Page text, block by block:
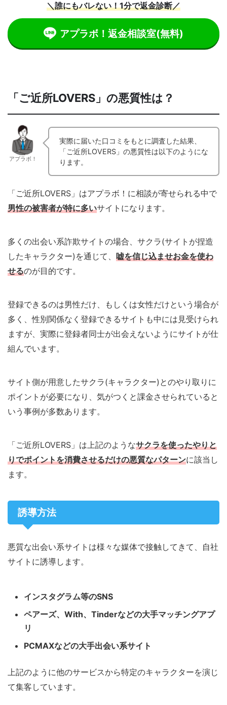
＼誰にもバレない！1分で返金診断／
アプラボ！返金相談室(無料)
「ご近所LOVERS」の悪質性は？
アプラボ！
実際に届いた口コミをもとに調査した結果、
「ご近所LOVERS」の悪質性は以下のようにな
ります。
「ご近所LOVERS」はアプラボ！に相談が寄せられる中で
男性の被害者が特に多いサイトになります。
多くの出会い系詐欺サイトの場合、サクラ(サイトが捏造
したキャラクター)を通じて、 嘘を信じ込ませお金を使わ
せるのが目的です。
登録できるのは男性だけ、もしくは女性だけという場合が
多く、性別関係なく登録できるサイトも中には見受けられ
ますが、実際に登録者同士が出会えないようにサイトが仕
組んでいます。
サイト側が用意したサクラ(キャラクター)とのやり取りに
ポイントが必要になり、気がつくと課金させられていると
いう事例が多数あります。
「ご近所LOVERS」は上記のようなサクラを使ったやりと
りでポイントを消費させるだけの悪質なパターンに該当し
ます。
誘導方法
悪質な出会い系サイトは様々な媒体で接触してきて、自社
サイトに誘導します。
インスタグラム等のSNS
ペアーズ、With、Tinderなどの大手マッチングアプ
リ
PCMAXなどの大手出会い系サイト
上記のように他のサービスから特定のキャラクターを演じ
て集客しています。